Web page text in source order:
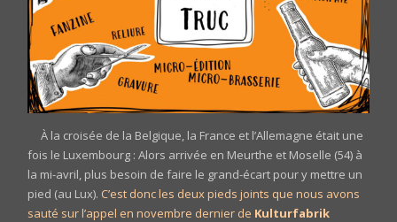
À la croisée de la Belgique, la France et l’Allemagne était une
fois le Luxembourg : Alors arrivée en Meurthe et Moselle (54) à
la mi-avril, plus besoin de faire le grand-écart pour y mettre un
pied (au Lux). C’est donc les deux pieds joints que nous avons
sauté sur l’appel en novembre dernier de Kulturfabrik